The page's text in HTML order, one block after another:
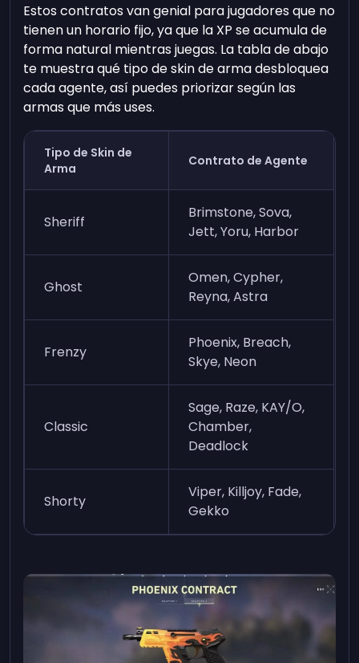
Estos contratos van genial para jugadores que no
tienen un horario fijo, ya que la XP se acumula de
forma natural mientras juegas. La tabla de abajo
te muestra qué tipo de skin de arma desbloquea
cada agente, así puedes priorizar según las
armas que más uses.
Tipo de Skin de
Arma
Contrato de Agente
Sheriff
Brimstone, Sova,
Jett, Yoru, Harbor
Ghost
Omen, Cypher,
Reyna, Astra
Frenzy
Phoenix, Breach,
Skye, Neon
Classic
Sage, Raze, KAY/O,
Chamber,
Deadlock
Shorty
Viper, Killjoy, Fade,
Gekko